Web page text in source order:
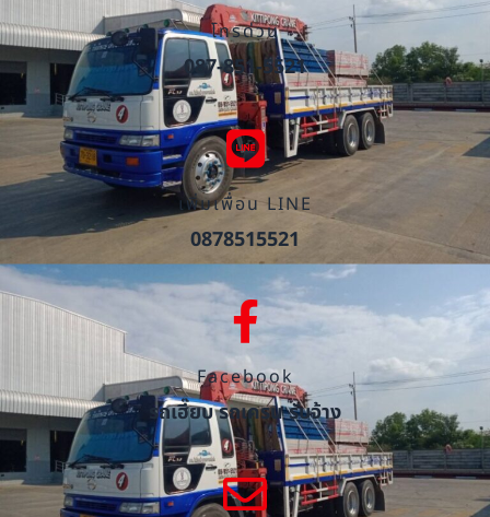
โทรด่วน
087-851-5521
เพิ่มเพื่อน LINE
0878515521
Facebook
รถเฮี๊ยบ รถเครน รับจ้าง